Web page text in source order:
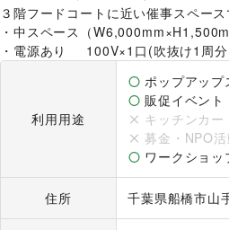
３階フードコートに近い催事スペー
・中スペース（
・電源あり　	100V×1口(吹
利用用途
ポップアップ
販促イベント
キッチンカー
募金・NPO活
ワークショッ
住所 千葉県船橋市山